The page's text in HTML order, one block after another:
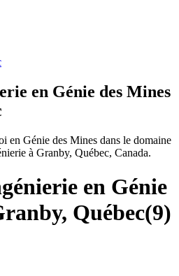
en Génie des Mines
en Génie des Mines dans le domaine
à Granby, Québec, Canada.
en Génie
Québec(9)